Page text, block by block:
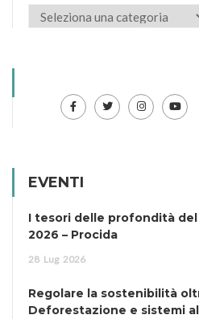
EVENTI
I tesori delle profondità
2026 – Procida
28 Lug 2026
Regolare la sostenibilità
Deforestazione e sistemi